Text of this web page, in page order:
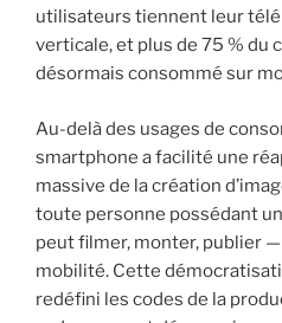
utilisateurs tiennent leur
verticale, et plus de 75 % du
désormais consommé sur
Au-delà des usages de
smartphone a facilité une
massive de la création
toute personne possédant
peut filmer, monter, publier
mobilité. Cette
redéfini les codes de la